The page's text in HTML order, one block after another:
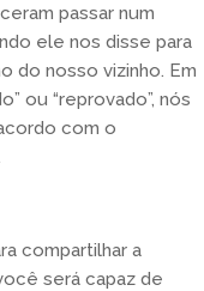
passar num
ele nos disse para
do nosso vizinho. Em
ou “reprovado”, nós
com o
compartilhar a
será capaz de